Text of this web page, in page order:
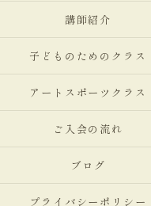
講師紹介
子どものためのクラス
アートスポーツクラス
ご入会の流れ
ブログ
プライバシーポリシー